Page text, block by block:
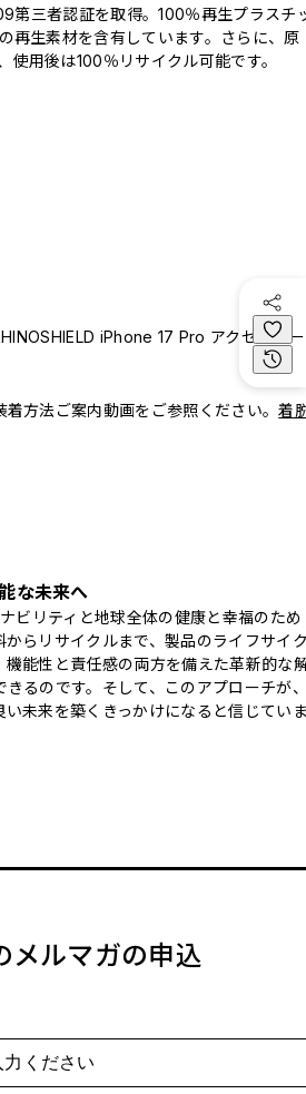
第三者認証を取得。100％再生プラスチ
再生素材を含有しています。さらに、原
使用後は100％リサイクル可能です。
iPhone 17 Pro アクセサリー
着方法ご案内動画をご参照ください。着
な未来へ
ビリティと地球全体の健康と幸福のため
からリサイクルまで、製品のライフサイ
機能性と責任感の両方を備えた革新的な
るのです。そして、このアプローチが
未来を築くきっかけになると信じてい
メルマガの申込
ください